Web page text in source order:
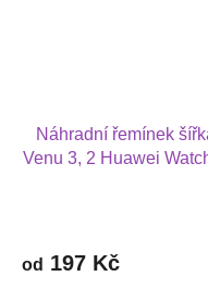
Náhradní řemínek
Venu 3, 2 Huawei
od 197 Kč